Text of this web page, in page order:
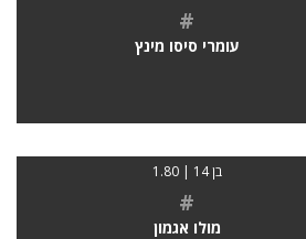
#
עומרי סיסו מינץ
בן 14 | 1.80
#
מולו אגמון